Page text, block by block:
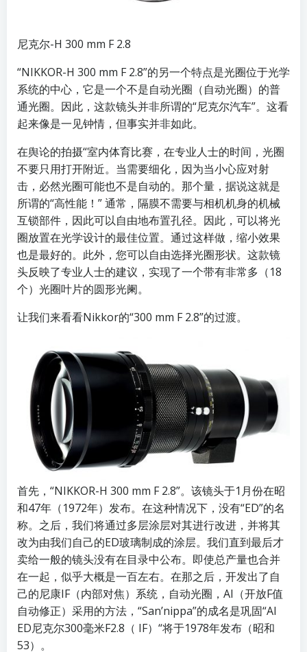
尼克尔-H 300 mm F 2.8
“NIKKOR-H 300 mm F 2.8”的另一个特点是光圈位于光学
系统的中心，它是一个不是自动光圈（自动光圈）的普
通光圈。因此，这款镜头并非所谓的“尼克尔汽车”。这看
起来像是一见钟情，但事实并非如此。
在舆论的拍摄“室内体育比赛，在专业人士的时间，光圈
不要只用打开附近。当需要细化，因为当小心应对射
击，必然光圈可能也不是自动的。那个量，据说这就是
所谓的“高性能！” 通常，隔膜不需要与相机机身的机械
互锁部件，因此可以自由地布置孔径。因此，可以将光
圈放置在光学设计的最佳位置。通过这样做，缩小效果
也是最好的。此外，您可以自由选择光圈形状。这款镜
头反映了专业人士的建议，实现了一个带有非常多（18
个）光圈叶片的圆形光阑。
让我们来看看Nikkor的“300 mm F 2.8”的过渡。
首先，“NIKKOR-H 300 mm F 2.8”。该镜头于1月份在昭
和47年（1972年）发布。在这种情况下，没有“ED”的名
称。之后，我们将通过多层涂层对其进行改进，并将其
改为由我们自己的ED玻璃制成的涂层。我们直到最后才
卖给一般的镜头没有在目录中公布。即使总产量也合并
在一起，似乎大概是一百左右。在那之后，开发出了自
己的尼康IF（内部对焦）系统，自动光圈，AI（开放F值
自动修正）采用的方法，“San’nippa”的成名是巩固“AI
ED尼克尔300毫米F2.8（ IF）“将于1978年发布（昭和
53）。